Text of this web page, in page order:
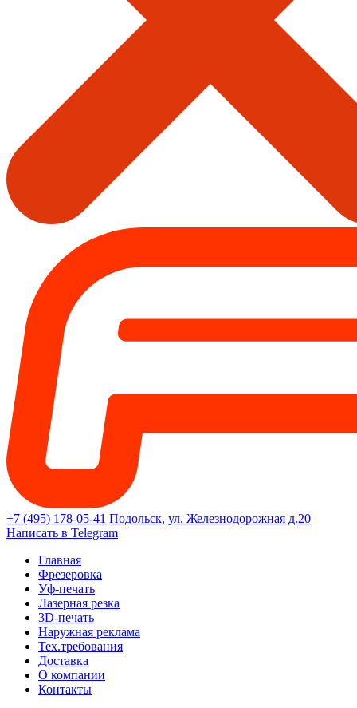
+7 (495) 178-05-41 Подольск, ул. Железнодорожная д.20
Написать в Telegram
Главная
Фрезеровка
Уф-печать
Лазерная резка
3D-печать
Наружная реклама
Тех.требования
Доставка
О компании
Контакты